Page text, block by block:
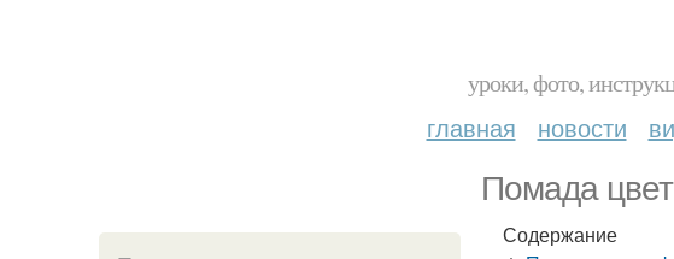
уроки, фото,
главная новости
Помада
Содержание